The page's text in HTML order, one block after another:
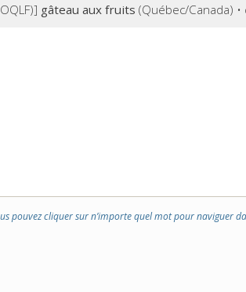
gâteau aux fruits (Québec/Canada) •
pouvez cliquer sur n’importe quel mot pour naviguer